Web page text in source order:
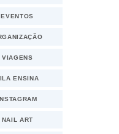
EVENTOS
VIAGENS
ENSINA
NAIL ART